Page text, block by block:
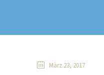
März 23, 2017